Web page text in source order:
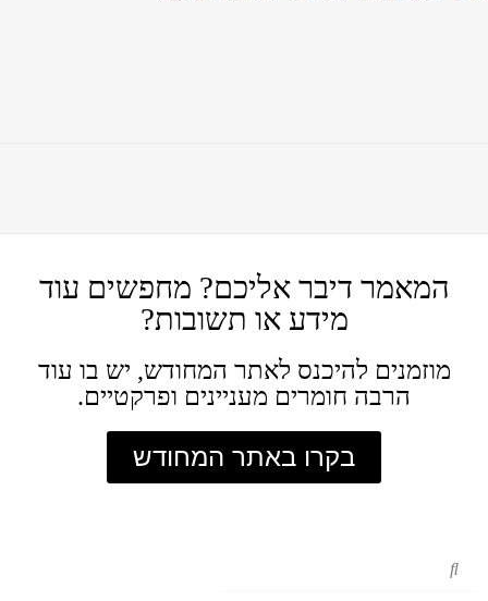
המאמר דיבר אליכם? מחפשים עוד
מידע או תשובות?
מוזמנים להיכנס לאתר המחודש, יש בו עוד
הרבה חומרים מעניינים ופרקטיים.
בקרו באתר המחודש